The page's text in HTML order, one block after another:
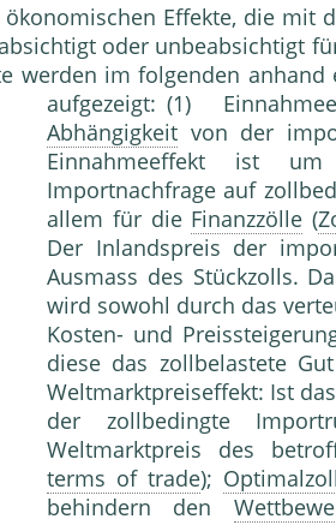
ökonomischen Effekte, die mit
oder unbeabsichtigt
werden im folgenden
aufgezeigt: (1)
Abhängigkeit von der
Einnahmeeffekt ist
Importnachfrage auf
allem für die Finanzzölle (
Der Inlandspreis der
Ausmass des Stückzolls.
wird sowohl durch das
Kosten- und
diese das zollbelastete
Weltmarktpreiseffekt: Ist
der zollbedingte
Weltmarktpreis des
terms of trade);
behindern den